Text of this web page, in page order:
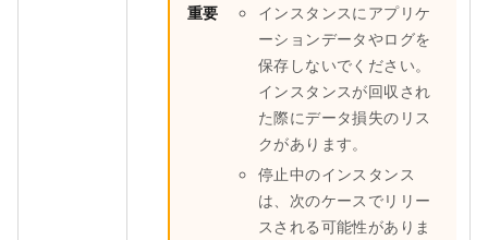
重要
インスタンスにアプリケ
ーションデータやログを
保存しないでください。
インスタンスが回収され
た際にデータ損失のリス
クがあります。
停止中のインスタンス
は、次のケースでリリー
スされる可能性がありま